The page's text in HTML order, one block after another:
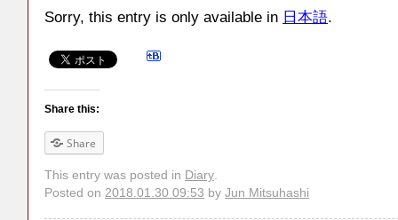
Sorry, this entry is only available in 日本語.
Share this:
Share
This entry was posted in Diary.
Posted on 2018.01.30 09:53 by Jun Mitsuhashi